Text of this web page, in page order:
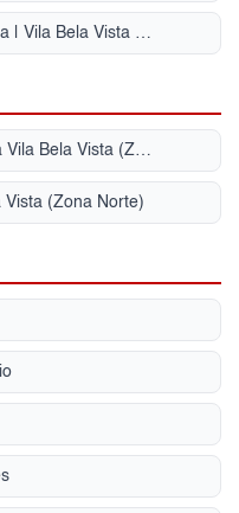
Sobrado com quintal para Venda | Vila Bela Vista (Zona Norte)
Condomínio Premmio Vila Nova Vila Bela Vista (Zona Norte)
Vista (Zona Norte)